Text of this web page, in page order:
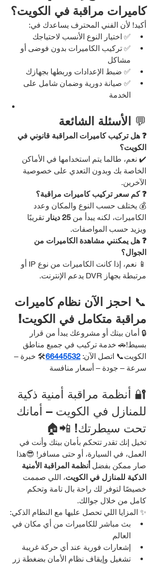
كاميرات مراقبة في الكويت؟
أكيد! لأن الفني المحترف يساعدك في:
✅ اختيار النوع الأنسب لاحتياجك
✅ تركيب الكاميرات بدون فوضى أو
مشاكل
✅ ضبط الإعدادات وربطها بجهازك
✅ صيانة دورية وضمان شامل على
الخدمة
💬 الأسئلة الشائعة
❓ هل تركيب كاميرات المراقبة قانوني في
الكويت؟
✔️ نعم، طالما يتم استخدامها في الأماكن
الخاصة بك وبدون التعدي على خصوصية
الآخرين.
❓ كم سعر تركيب كاميرات مراقبة؟
💰 يختلف حسب النوع والمكان وعدد
الكاميرات، لكنه يبدأ من 25 دينار
تقريبًا
ويزيد حسب المواصفات.
❓ هل يمكنني مشاهدة الكاميرات من
الجوال؟
📱 نعم، إذا كانت الكاميرات من نوع IP أو
مرتبطة بجهاز DVR يدعم الإنترنت.
📞
احجز الآن نظام كاميرات
مراقبة متكامل في الكويت!
🔒 أمان بيتك أو مشروعك يبدأ من قرار
بسيط!🚗 خدمة تركيب في جميع مناطق
الكويت📞 اتصل الآن: 66445532🛠️ خبرة –
سرعة – جودة – أسعار منافسة
🔐 أنظمة مراقبة أمنية ذكية
للمنازل في الكويت – أمانك
تحت سيطرتك! 📲🏠
تخيل إنك تقدر تتحكم بأمان بيتك وأنت في
العمل، في السيارة، أو حتى مسافر! 😎هذا
صار ممكن بفضل أنظمة المراقبة الأمنية
الذكية للمنازل في الكويت، اللي صممت
خصيصًا لتوفر لك راحة بال تامة وتحكم
كامل من خلال جوالك.
✨ المزايا اللي تحصل عليها مع النظام الذكي:
بث مباشر للكاميرات من أي مكان في
العالم
إشعارات فورية عند أي حركة غريبة
تشغيل وإيقاف نظام الأمان بضغطة زر